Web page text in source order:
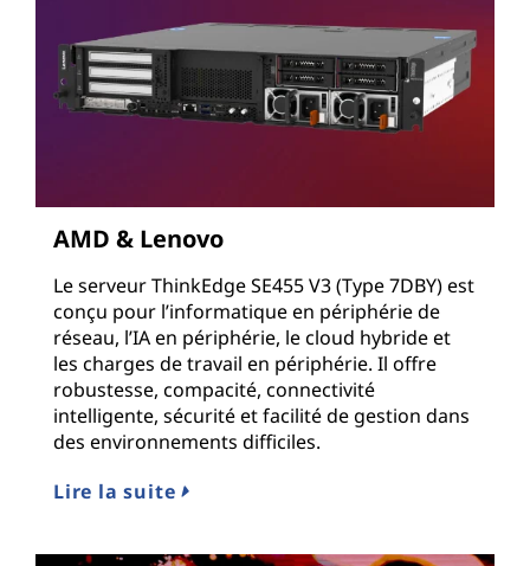
AMD & Lenovo
Le serveur ThinkEdge SE455 V3 (Type 7DBY) est
conçu pour l’informatique en périphérie de
réseau, l’IA en périphérie, le cloud hybride et
les charges de travail en périphérie. Il offre
robustesse, compacité, connectivité
intelligente, sécurité et facilité de gestion dans
des environnements difficiles.
Lire la suite